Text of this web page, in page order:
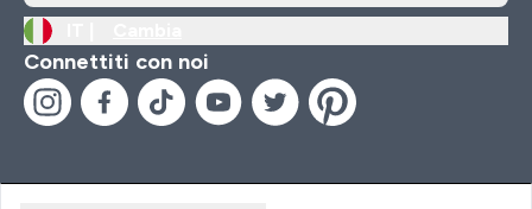
Connettiti con noi